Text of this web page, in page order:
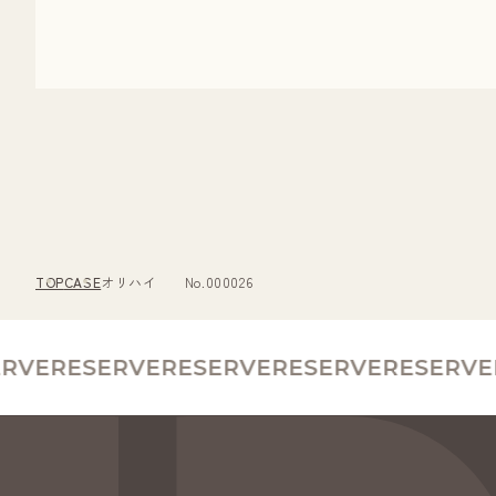
TOPCASEオリハイ No.000026
RESERVERESERVERESERVERESERVE